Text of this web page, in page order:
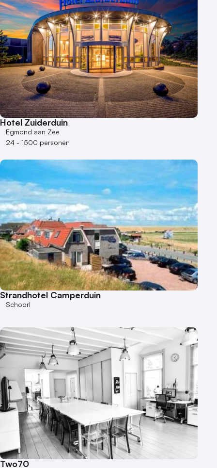
Hotel Zuiderduin
Egmond aan Zee
24 - 1500 personen
Strandhotel Camperduin
Schoorl
Two70